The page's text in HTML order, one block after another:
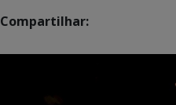
Compartilhar: